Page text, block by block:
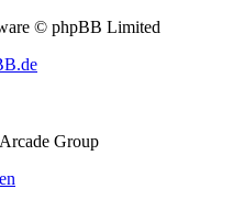
© phpBB Limited
Group